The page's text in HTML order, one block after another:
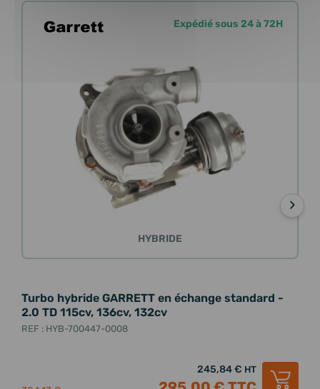
›
Expédié sous 24 à 72H
HYBRIDE
Turbo hybride GARRETT en échange standard -
2.0 TD 115cv, 136cv, 132cv
REF : HYB-700447-0008
245,84 € HT